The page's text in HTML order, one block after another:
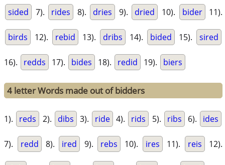
sided 7). rides 8). dries 9). dried 10). bider 11).
birds 12). rebid 13). dribs 14). bided 15). sired
16). redds 17). bides 18). redid 19). biers
4 letter Words made out of bidders
1). reds 2). dibs 3). ride 4). rids 5). ribs 6). ides
7). redd 8). ired 9). rebs 10). ires 11). reis 12).